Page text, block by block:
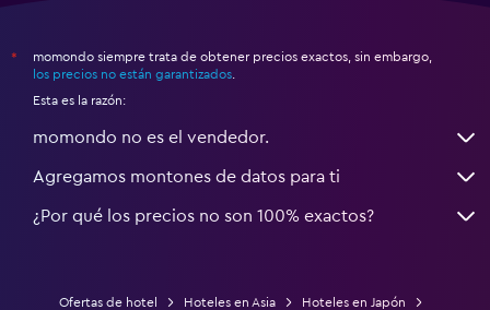
*
momondo siempre trata de obtener precios exactos, sin embargo,
los precios no están garantizados
Esta es la razón:
momondo no es el vendedor.
Agregamos montones de datos para ti
¿Por qué los precios no son 100% exactos?
Ofertas de hotel Hoteles en Asia
Hoteles en Japón